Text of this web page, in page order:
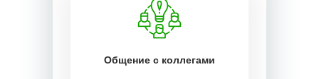
Общение с коллегами